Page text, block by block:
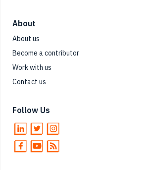
About
About us
Become a contributor
Work with us
Contact us
Follow Us